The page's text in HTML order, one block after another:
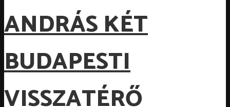
ANDRÁS KÉT
BUDAPESTI